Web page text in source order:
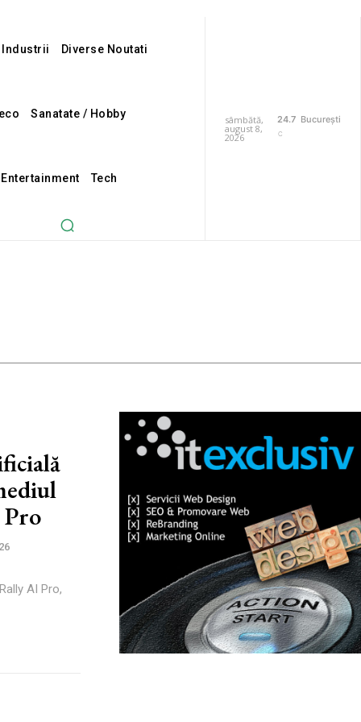
Diverse Noutati
Sanatate / Hobby
Tech
sâmbătă,
august 8,
2026
24.7
C
București
AI Pro,